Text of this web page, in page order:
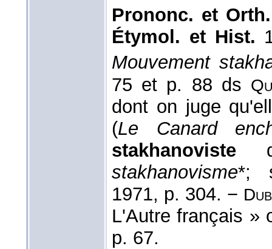
Prononc. et
Étymol. et Hist.
Mouvement
75 et p. 88 ds
dont on juge
(Le Canard
stakhanoviste
stakhanovisme*;
1971, p. 304. −
L'Autre français »
p. 67.